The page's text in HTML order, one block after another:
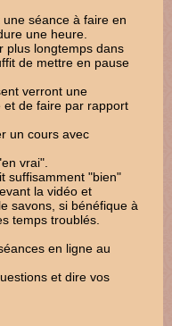
séance à faire en
une heure.
plus longtemps dans
de mettre en pause
verront une
de faire par rapport
un cours avec
vrai".
suffisamment "bien"
la vidéo et
savons, si bénéfique à
temps troublés.
en ligne au
et dire vos